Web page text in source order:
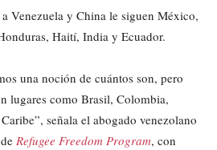
Venezuela y China le siguen México,
Haití, India y Ecuador.
una noción de cuántos son, pero
lugares como Brasil, Colombia,
señala el abogado venezolano
Refugee Freedom Program, con